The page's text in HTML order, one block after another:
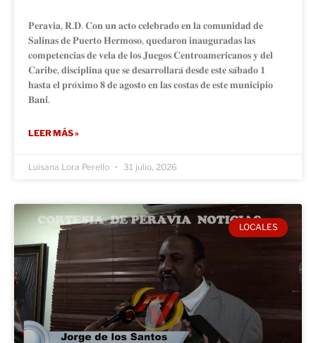
𝐏𝐞𝐫𝐚𝐯𝐢𝐚, 𝐑.𝐃. 𝐂𝐨𝐧 𝐮𝐧 𝐚𝐜𝐭𝐨 𝐜𝐞𝐥𝐞𝐛𝐫𝐚𝐝𝐨 𝐞𝐧 𝐥𝐚 𝐜𝐨𝐦𝐮𝐧𝐢𝐝𝐚𝐝 𝐝𝐞
𝐒𝐚𝐥𝐢𝐧𝐚𝐬 𝐝𝐞 𝐏𝐮𝐞𝐫𝐭𝐨 𝐇𝐞𝐫𝐦𝐨𝐬𝐨, 𝐪𝐮𝐞𝐝𝐚𝐫𝐨𝐧 𝐢𝐧𝐚𝐮𝐠𝐮𝐫𝐚𝐝𝐚𝐬 𝐥𝐚𝐬
𝐜𝐨𝐦𝐩𝐞𝐭𝐞𝐧𝐜𝐢𝐚𝐬 𝐝𝐞 𝐯𝐞𝐥𝐚 𝐝𝐞 𝐥𝐨𝐬 𝐉𝐮𝐞𝐠𝐨𝐬 𝐂𝐞𝐧𝐭𝐫𝐨𝐚𝐦𝐞𝐫𝐢𝐜𝐚𝐧𝐨𝐬 𝐲 𝐝𝐞𝐥
𝐂𝐚𝐫𝐢𝐛𝐞, 𝐝𝐢𝐬𝐜𝐢𝐩𝐥𝐢𝐧𝐚 𝐪𝐮𝐞 𝐬𝐞 𝐝𝐞𝐬𝐚𝐫𝐫𝐨𝐥𝐥𝐚𝐫𝐚́ 𝐝𝐞𝐬𝐝𝐞 𝐞𝐬𝐭𝐞 𝐬𝐚́𝐛𝐚𝐝𝐨 𝟏
𝐡𝐚𝐬𝐭𝐚 𝐞𝐥 𝐩𝐫𝐨́𝐱𝐢𝐦𝐨 𝟖 𝐝𝐞 𝐚𝐠𝐨𝐬𝐭𝐨 𝐞𝐧 𝐥𝐚𝐬 𝐜𝐨𝐬𝐭𝐚𝐬 𝐝𝐞 𝐞𝐬𝐭𝐞 𝐦𝐮𝐧𝐢𝐜𝐢𝐩𝐢𝐨
𝐁𝐚𝐧𝐢́.
LEER MÁS »
Luisana Lora Perello 31 julio, 2026
LOCALES